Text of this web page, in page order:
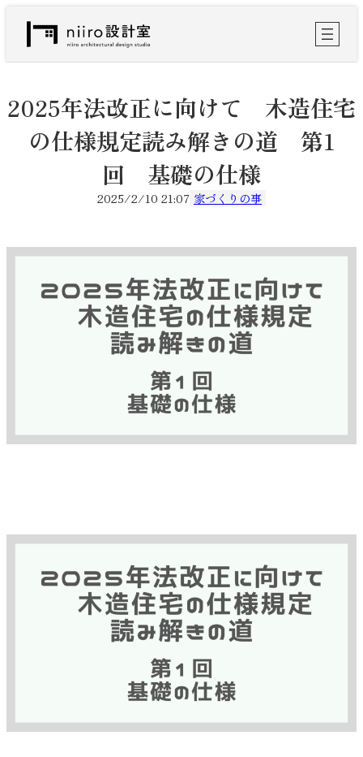
ス
プ
2025年法改正に向けて 木造住宅
の仕様規定読み解きの道 第1
回 基礎の仕様
2025/2/10 21:07 家づくりの事